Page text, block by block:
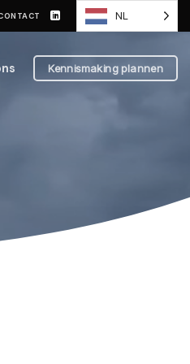
NL
Kennismaking plannen